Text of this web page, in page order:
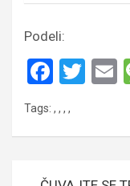
Podeli:
F
ce
o
T
Tags: , , , ,
Кретање